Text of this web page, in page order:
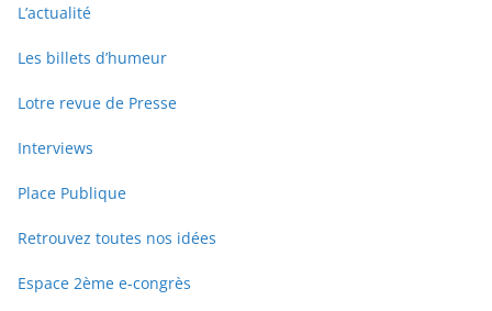
L’actualité
Les billets d’humeur
Lotre revue de Presse
Interviews
Place Publique
Retrouvez toutes nos idées
Espace 2ème e-congrès